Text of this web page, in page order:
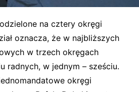
na cztery okręgi
oznacza, że w najbliższych
w trzech okręgach
radnych, w jednym – sześciu.
okręgi